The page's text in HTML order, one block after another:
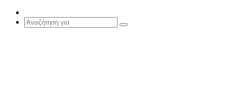
Article
Αναζήτηση